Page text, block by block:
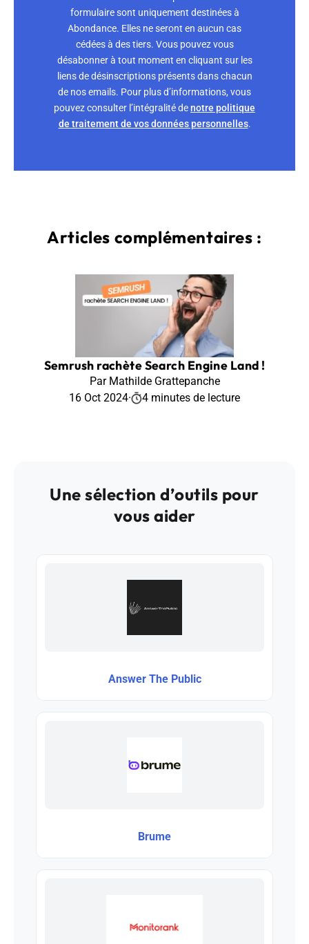
formulaire sont uniquement destinées à
Abondance. Elles ne seront en aucun cas
cédées à des tiers. Vous pouvez vous
désabonner à tout moment en cliquant sur les
liens de désinscriptions présents dans chacun
de nos emails. Pour plus d’informations, vous
pouvez consulter l’intégralité denotre politique
de traitement de vos données personnelles.
Articles complémentaires :
Semrush rachète Search Engine Land !
Par Mathilde Grattepanche
16 Oct 2024· 4 minutes de lecture
Une sélection d’outils pour
vous aider
Answer The Public
Brume